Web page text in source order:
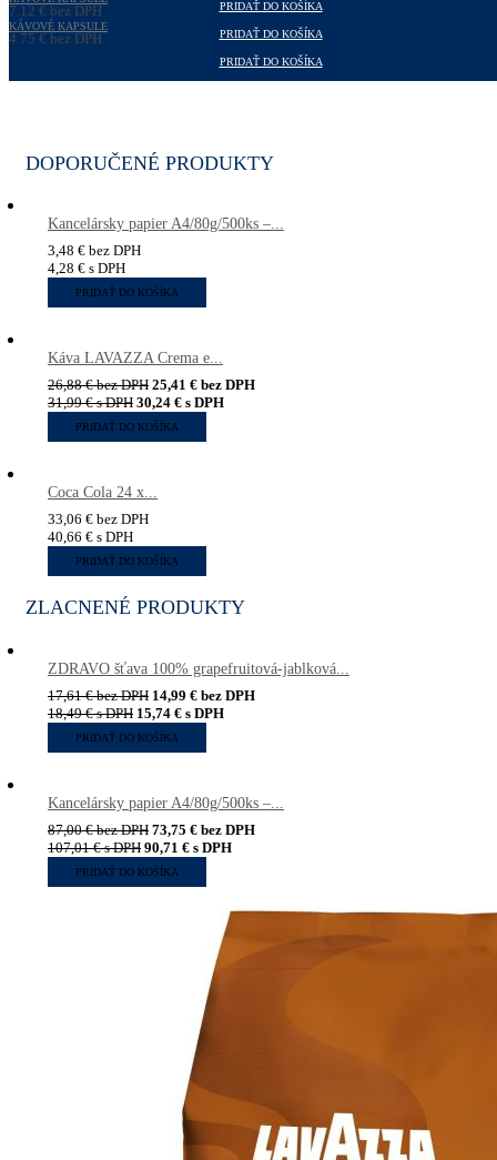
PRIDAŤ DO KOŠÍKA
7,12€bez DPH
8,47€s DPH PRIDAŤ DO KOŠÍKA
KÁVOVÉ KAPSULE
4,75€bez DPH
PRIDAŤ DO KOŠÍKA
DOPORUČENÉ PRODUKTY
Kancelársky papier A4/80g/500ks –...
3,48 € bez DPH
4,28 € s DPH
PRIDAŤ DO KOŠÍKA
Káva LAVAZZA Crema e...
26,88€bez DPH 25,41 € bez DPH
31,99€s DPH 30,24 € s DPH
PRIDAŤ DO KOŠÍKA
Coca Cola 24 x...
33,06 € bez DPH
40,66 € s DPH
PRIDAŤ DO KOŠÍKA
ZLACNENÉ PRODUKTY
ZDRAVO šťava 100% grapefruitová-jablková...
17,61€bez DPH 14,99 € bez DPH
18,49€s DPH 15,74 € s DPH
PRIDAŤ DO KOŠÍKA
Kancelársky papier A4/80g/500ks –...
87,00€bez DPH 73,75 € bez DPH
107,01€s DPH 90,71 € s DPH
PRIDAŤ DO KOŠÍKA